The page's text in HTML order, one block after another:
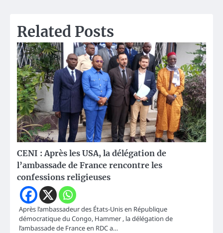
Related Posts
CENI : Après les USA, la délégation de
l’ambassade de France rencontre les
confessions religieuses
Après l’ambassadeur des États-Unis en République
démocratique du Congo, Hammer , la délégation de
l’ambassade de France en RDC a…